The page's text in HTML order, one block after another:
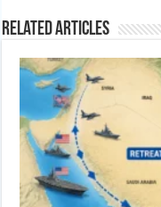
Related Articles